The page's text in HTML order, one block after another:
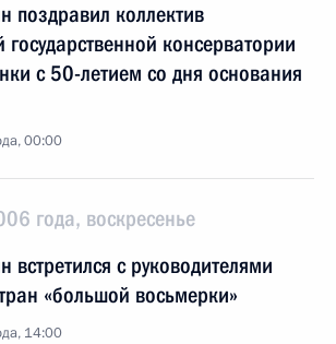
поздравил коллектив
консерватории
с 50-летием со дня основания
00:00
года, воскресенье
встретился с руководителями
«большой восьмерки»
14:00